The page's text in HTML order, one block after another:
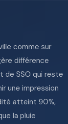
comme sur
différence
de SSO qui reste
une impression
atteint 90%,
la pluie